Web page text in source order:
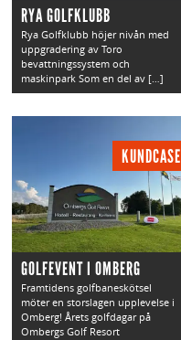
RYA GOLFKLUBB
Rya Golfklubb höjer nivån med
uppgradering av Toro
bevattningssystem och
maskinpark Som en del av […]
KUNDCASE
GOLFEVENT I OMBERG
Framtidens golfbaneskötsel
möter en storslagen upplevelse i
Omberg! Årets golfdagar på
Ombergs Golf Resort